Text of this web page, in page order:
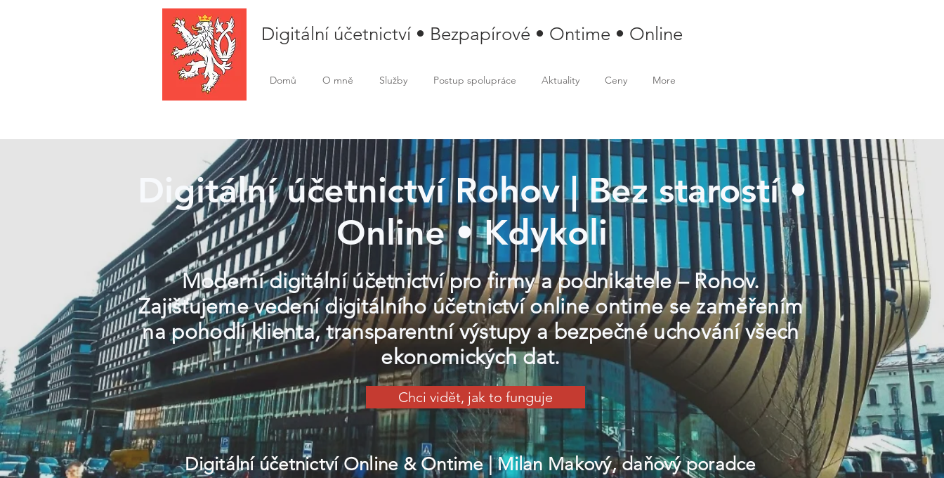
Digitální účetnictví • Bezpapírové • Ontime • Online
Domů O mně Služby Postup spolupráce Aktuality Ceny More
Digitální účetnictví Rohov | Bez starostí •
Online • Kdykoli
Moderní digitální účetnictví pro firmy a podnikatele – Rohov.
Zajišťujeme vedení digitálního účetnictví online ontime se zaměřením
na pohodlí klienta, transparentní výstupy a bezpečné uchování všech
ekonomických dat.
Chci vidět, jak to funguje
Digitální účetnictví Online & Ontime| Milan Makový, daňový poradce